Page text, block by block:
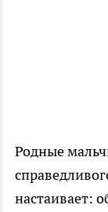
Родные
настаивает: